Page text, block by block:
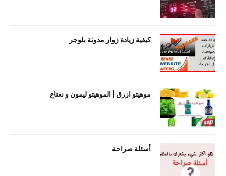
كيفية زيادة زوار مدونة بلوجر
موهيتو ازرق | الموهيتو ليمون و نعناع
أسئلة صراحة